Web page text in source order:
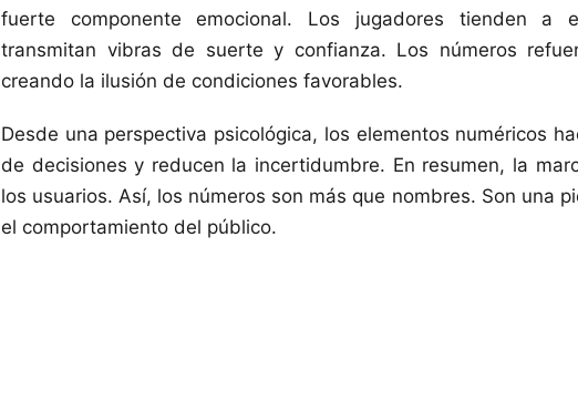
fuerte componente emocional. Los jugadores tienden a
transmitan vibras de suerte y confianza. Los números
creando la ilusión de condiciones favorables.
Desde una perspectiva psicológica, los elementos numéricos
de decisiones y reducen la incertidumbre. En resumen, la
los usuarios. Así, los números son más que nombres. Son una
el comportamiento del público.